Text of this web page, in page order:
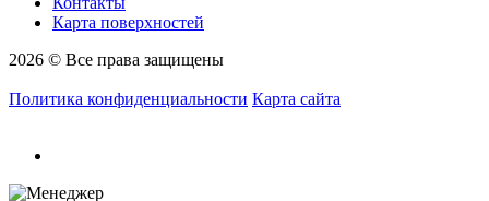
Карта поверхностей
2026 © Все права защищены
Политика конфиденциальности Карта сайта